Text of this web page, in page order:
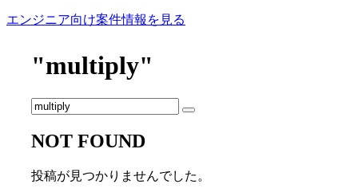
エンジニア向け案件情報を見る
"multiply"
NOT FOUND
投稿が見つかりませんでした。